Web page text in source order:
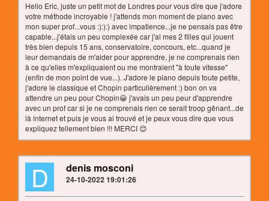
Hello Eric, juste un petit mot de Londres pour vous dire que j'adore
votre méthode incroyable ! j'attends mon moment de piano avec
mon super prof...vous :):):) avec impatience...je ne pensais pas être
capable...j'étais un peu complexée car j'ai mes 2 filles qui jouent
très bien depuis 15 ans, conservatoire, concours, etc...quand je
leur demandais de m'aider pour apprendre, je ne comprenais rien
à ce qu'elles m'expliquaient ou me montraient "à toute vitesse"
(enfin de mon point de vue...). J'adore le piano depuis toute petite,
j'adore le classique et Chopin particulièrement :) bon on va
attendre un peu pour Chopin😀 j'avais un peu peur d'apprendre
avec un prof car si je ne comprenais rien ce serait troop gênant...de
là internet et puis je vous ai trouvé et je peux vous dire que vous
expliquez tellement bien !!! MERCI 😊
D denis mosconi
24-10-2022 19:01:26